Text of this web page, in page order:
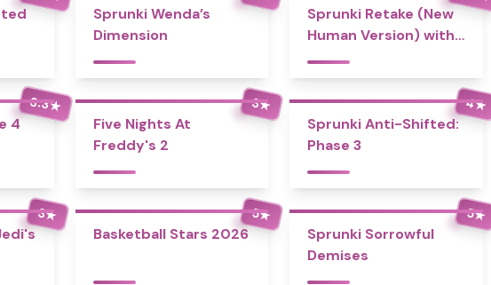
Sprunki Wenda’s
Dimension
Sprunki Retake (New
Human Version) with
Bonus
3.3★
4
3★
Five Nights At
Freddy's 2
4★
Sprunki Anti-Shifted:
Phase 3
3★ 5★
Basketball Stars 2026
5★
Sprunki Sorrowful
Demises